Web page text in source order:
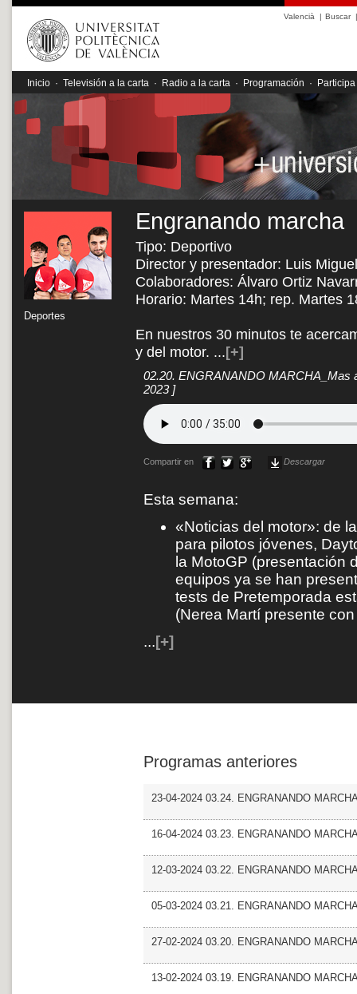
Valencià | Buscar|
Inicio · Televisión a la carta · Radio a la carta · Programación · Participa
Deportes
Engranando marcha
Tipo: Deportivo
Director y presentador: Luis
Colaboradores: Álvaro Ortiz
Horario: Martes 14h; rep. Martes
En nuestros 30 minutos te
y del motor. ...[+]
02.20. ENGRANANDO MARCHA_Mas
2023 ]
Compartir en Descargar
Esta semana:
«Noticias del motor»: de
para pilotos jóvenes,
la MotoGP (presentación
equipos ya se han
tests de Pretemporada
(Nerea Martí presente
...[+]
Programas anteriores
23-04-2024 03.24. ENGRANANDO
16-04-2024 03.23. ENGRANANDO
12-03-2024 03.22. ENGRANANDO
05-03-2024 03.21. ENGRANANDO
27-02-2024 03.20. ENGRANANDO
13-02-2024 03.19. ENGRANANDO